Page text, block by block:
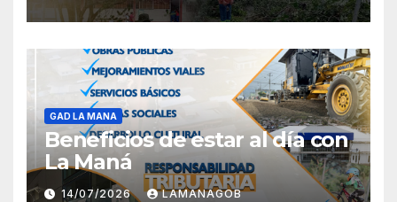
GAD LA MANA
Beneficios de estar al día con
La Maná
14/07/2026 LAMANAGOB